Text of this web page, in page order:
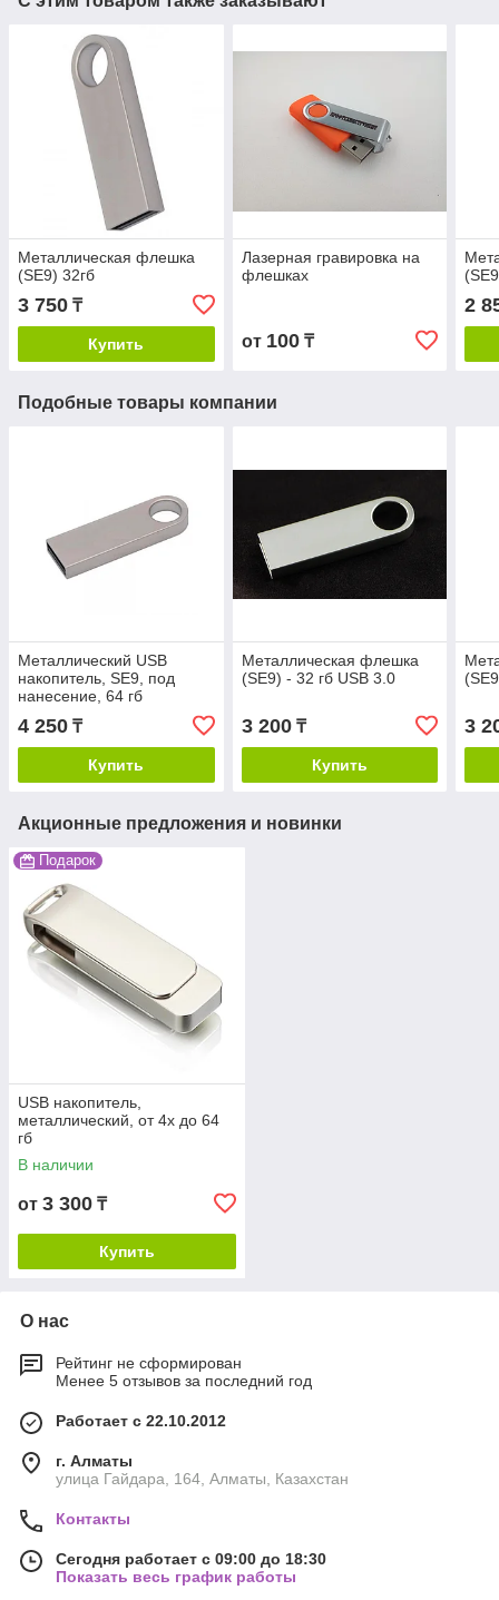
Металлическая флешка
(SE9) 32гб
3 750 ₸
Купить
Лазерная гравировка на
флешках
от 100₸
2
Подобные товары компании
Металлический USB
накопитель, SE9, под
нанесение, 64 гб
4 250 ₸
Купить
Металлическая флешка
(SE9) - 32 гб USB 3.0
3 200₸
Купить
3
Акционные предложения и новинки
Подарок
USB накопитель,
металлический, от 4х до 64
гб
В наличии
от 3 300 ₸
Купить
О нас
Рейтинг не сформирован
Менее 5 отзывов за последний год
Работает с 22.10.2012
г. Алматы
улица Гайдара, 164, Алматы, Казахстан
Контакты
Сегодня работает с 09:00 до 18:30
Показать весь график работы